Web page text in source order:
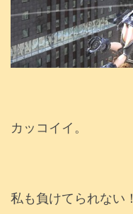
カッコイイ。
私も負けてられない！